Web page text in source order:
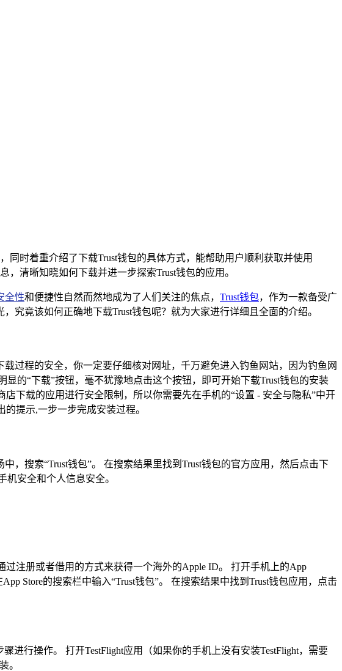
时着重介绍了下载Trust钱包的具体方式，能帮助用户顺利获取并使用
清晰知晓如何下载并进一步探索Trust钱包的应用。
全性和便捷性自然而然地成为了人们关注的焦点， Trust钱包，作为一款备受广
究竟该如何正确地下载Trust钱包呢？就为大家进行详细且全面的介绍。
过程的安全，你一定要仔细核对网址，千万避免进入钓鱼网站，因为钓鱼网
的“下载”按钮，毫不犹豫地点击这个按钮，即可开始下载Trust钱包的安装
下载的应用进行安全限制，所以你需要先在手机的“设置 - 安全与隐私”中开
提示,一步一步完成安装过程。
，搜索“Trust钱包”。 在搜索结果里找到Trust钱包的官方应用，然后点击下
安全和个人信息安全。
过注册或者借用的方式来获得一个海外的Apple ID。 打开手机上的App
Store的搜索栏中输入“Trust钱包”。 在搜索结果中找到Trust钱包应用，点击
进行操作。 打开TestFlight应用（如果你的手机上没有安装TestFlight，需要
。